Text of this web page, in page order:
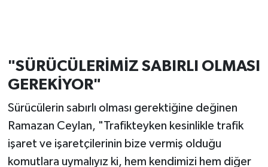
"SÜRÜCÜLERİMİZ SABIRLI OLMASI
GEREKİYOR"
Sürücülerin sabırlı olması gerektiğine değinen
Ramazan Ceylan, "Trafikteyken kesinlikle trafik
işaret ve işaretçilerinin bize vermiş olduğu
komutlara uymalıyız ki, hem kendimizi hem diğer